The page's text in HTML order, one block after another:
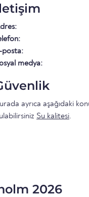
posta:
medya:
ayrıca aşağıdaki
Su kalitesi.
2026